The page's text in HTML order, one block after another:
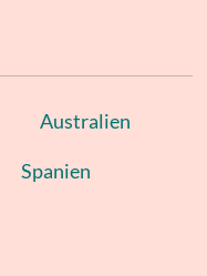
Australien
Spanien